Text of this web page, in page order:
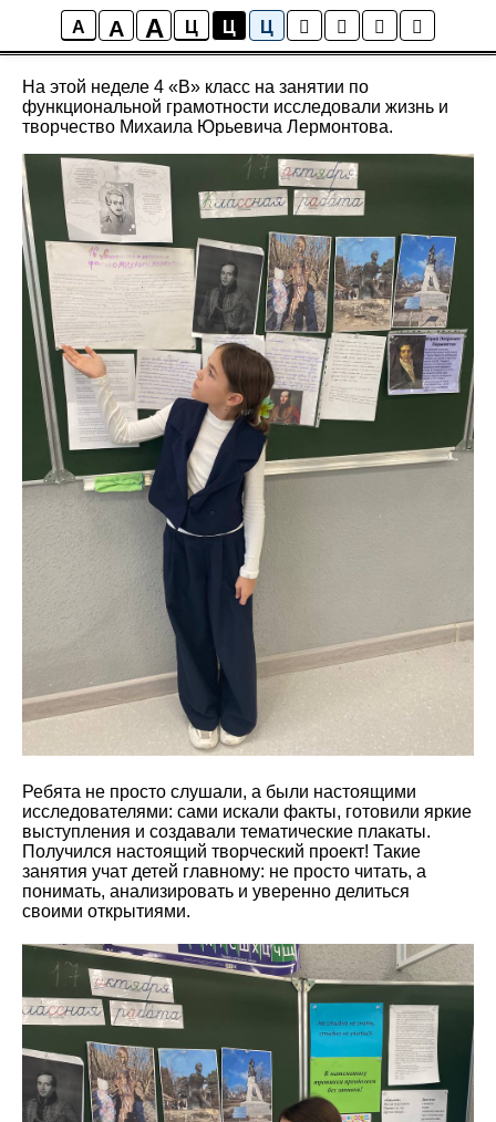
A A A Ц Ц Ц
Новости школы
На этой неделе 4 «В» класс на занятии по
функциональной грамотности исследовали жизнь и
творчество Михаила Юрьевича Лермонтова.
Ребята не просто слушали, а были настоящими
исследователями: сами искали факты, готовили яркие
выступления и создавали тематические плакаты.
Получился настоящий творческий проект! Такие
занятия учат детей главному: не просто читать, а
понимать, анализировать и уверенно делиться
своими открытиями.